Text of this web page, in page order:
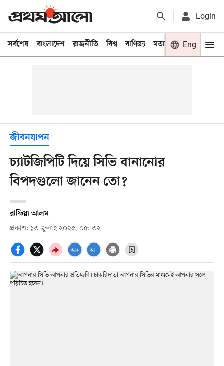
Login
সর্বশেষ বাংলাদেশ রাজনীতি বিশ্ব বাণিজ্য মতামত খেলা
Eng
জীবনযাপন
চ্যাটজিপিটি দিয়ে সিভি বানানোর
বিপদগুলো জানেন তো?
রাফিয়া আলম
প্রকাশ: ১৩ জুলাই ২০২৫, ০৫: ৩২